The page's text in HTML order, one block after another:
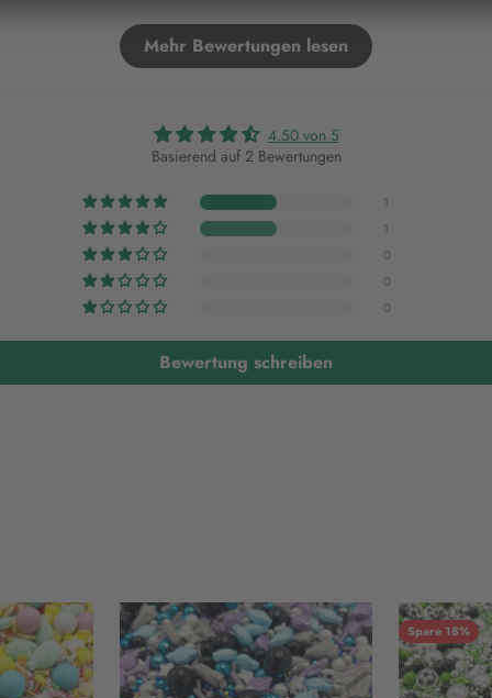
Mehr Bewertungen lesen
4.50 von 5
Basierend auf 2 Bewertungen
1
1
0
0
0
Bewertung schreiben
Spare 18%